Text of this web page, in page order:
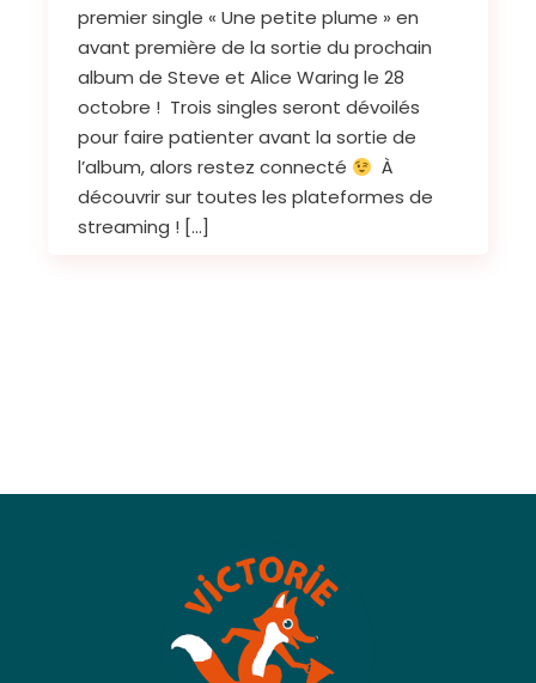
premier single « Une petite plume » en
avant première de la sortie du prochain
album de Steve et Alice Waring le 28
octobre ! Trois singles seront dévoilés
pour faire patienter avant la sortie de
l’album, alors restez connecté
À
découvrir sur toutes les plateformes de
streaming ! […]